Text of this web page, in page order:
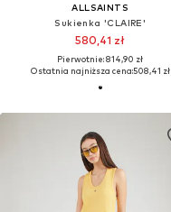
ALLSAINTS
Sukienka 'CLAIRE'
580,41 zł
Pierwotnie: 814,90 zł
Ostatnia najniższa cena:508,41 zł